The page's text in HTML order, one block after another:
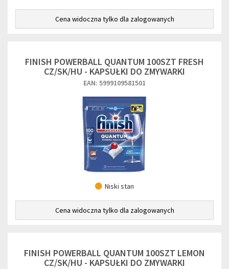
Cena widoczna tylko dla zalogowanych
FINISH POWERBALL QUANTUM 100SZT FRESH
CZ/SK/HU - KAPSUŁKI DO ZMYWARKI
EAN: 5999109581501
Niski stan
Cena widoczna tylko dla zalogowanych
FINISH POWERBALL QUANTUM 100SZT LEMON
CZ/SK/HU - KAPSUŁKI DO ZMYWARKI